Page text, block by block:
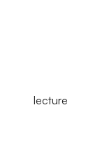
lecture